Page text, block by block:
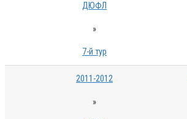
ДЮФЛ
»
7-й тур
2011-2012
»